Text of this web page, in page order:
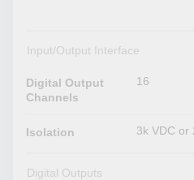
Input/Output Interface
Digital Output
Channels
16
Isolation 3k VDC or
Digital Outputs